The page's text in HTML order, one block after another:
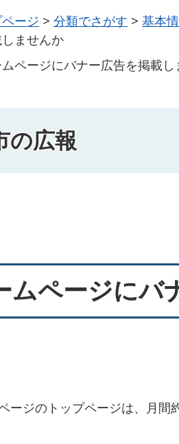
ページ > 分類でさがす > 基本
ませんか
ページにバナー広告を掲載し
の広報
ムページにバ
ージのトップページは、月間